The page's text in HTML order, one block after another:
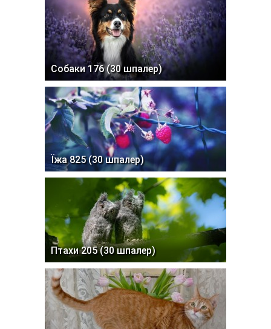
Собаки 176 (30 шпалер)
Їжа 825 (30 шпалер)
Птахи 205 (30 шпалер)